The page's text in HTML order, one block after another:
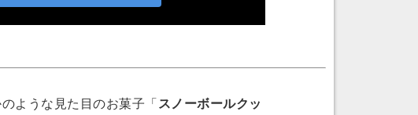
ような見た目のお菓子「 スノーボールクッ